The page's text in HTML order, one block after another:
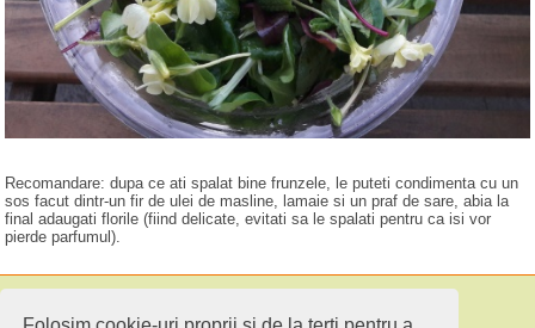
Recomandare: dupa ce ati spalat bine frunzele, le puteti condimenta cu un
sos facut dintr-un fir de ulei de masline, lamaie si un praf de sare, abia la
final adaugati florile (fiind delicate, evitati sa le spalati pentru ca isi vor
pierde parfumul).